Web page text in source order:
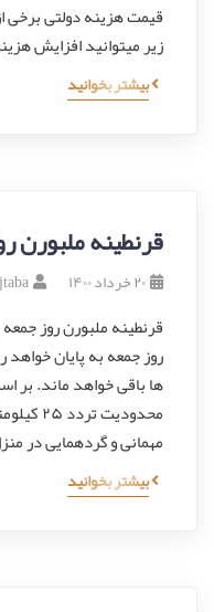
قیمت هزینه دولتی برخی
زیر میتوانید افزایش
بیشتر بخوانید
قرنطینه ملبورن
۲۰ خرداد ۱۴۰۰
قرنطینه ملبورن روز
روز جمعه به پایان
ها باقی خواهد ماند. بر
مهمانی و گردهمایی در
بیشتر بخوانید